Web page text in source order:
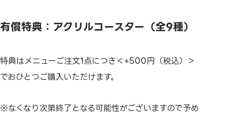
有償特典：アクリルコースター（全9種）
特典はメニューご注文1点につき＜+500円（税込）＞
でおひとつご購入いただけます。
※なくなり次第終了となる可能性がございますので予め